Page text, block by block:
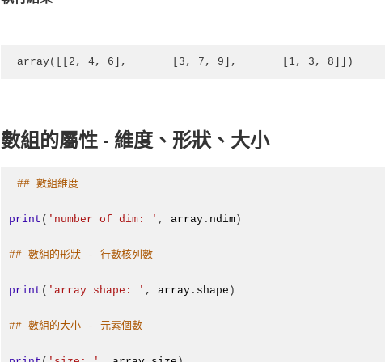
array([[2, 4, 6],       [3, 7, 9],       [1, 3, 8]])
數組的屬性 - 維度、形狀、大小
## 數組維度
print ( 'number of dim: ' , array . ndim )
## 數組的形狀 - 行數核列數
print ( 'array shape: ' , array . shape )
## 數組的大小 - 元素個數